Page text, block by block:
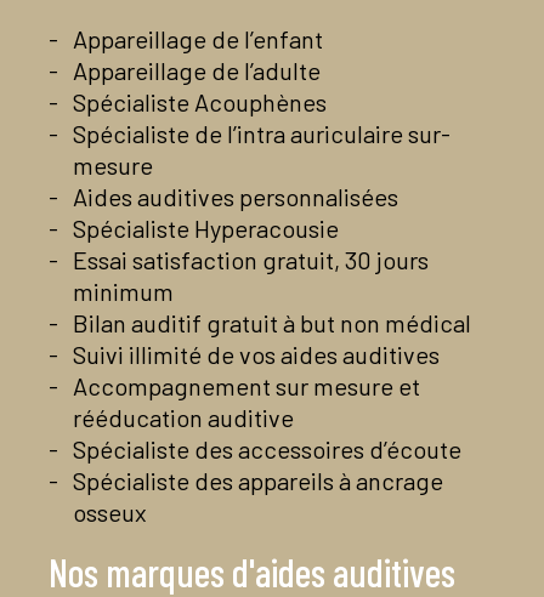
En savoir plus
Appareillage de l’enfant
Appareillage de l’adulte
Spécialiste Acouphènes
Spécialiste de l’intra auriculaire sur-
mesure
Aides auditives personnalisées
Spécialiste Hyperacousie
Essai satisfaction gratuit, 30 jours
minimum
Bilan auditif gratuit à but non médical
Suivi illimité de vos aides auditives
Accompagnement sur mesure et
rééducation auditive
Spécialiste des accessoires d’écoute
Spécialiste des appareils à ancrage
osseux
Nos marques d'aides auditives